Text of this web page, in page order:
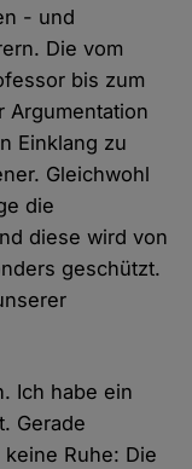
- und
Die vom
bis zum
Argumentation
Einklang zu
Gleichwohl
die
diese wird von
geschützt.
Ich habe ein
Gerade
Ruhe: Die